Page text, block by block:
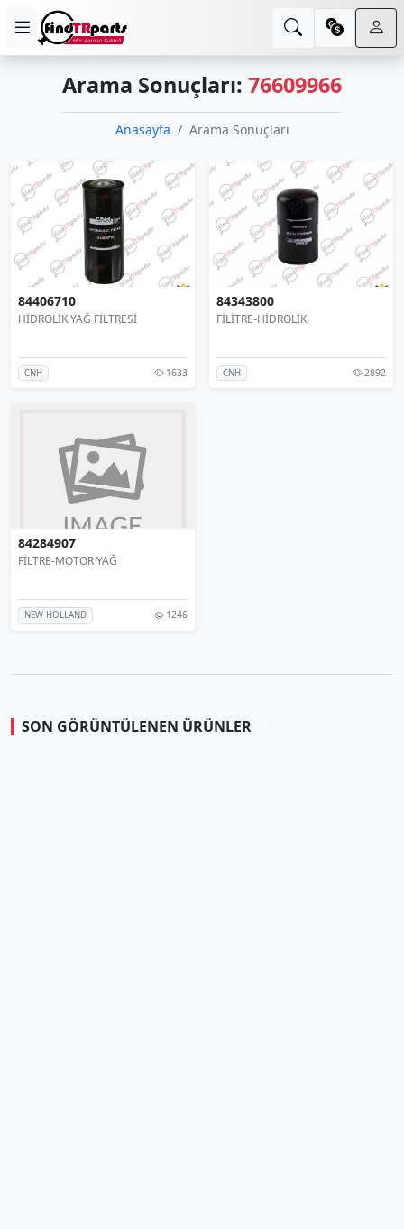
Arama Sonuçları: 76609966
Anasayfa Arama Sonuçları
84406710
HİDROLİK YAĞ FİLTRESİ
CNH 1633
84343800
FİLİTRE-HİDROLİK
CNH 2892
84284907
FİLTRE-MOTOR YAĞ
NEW HOLLAND 1246
SON GÖRÜNTÜLENEN ÜRÜNLER